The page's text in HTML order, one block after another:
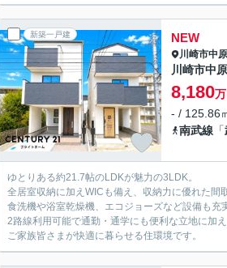
新築一戸建 NEW
川崎市中
川崎市中
8,180
- / 125.86
南武線 「
ゆとりある約21.7帖のLDKが魅力の3LDK。
全居室収納に加えWICも備え、収納力に優れた間
食洗機や浴室乾燥機、エコジョーズなど設備も充
2路線利用可能で通勤・通学にも便利な立地に加
ご家族皆さまが快適に暮らせる住環境です。